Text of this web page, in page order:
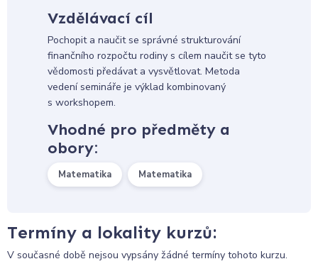
Vzdělávací cíl
Pochopit a naučit se správné strukturování
finančního rozpočtu rodiny s cílem naučit se tyto
vědomosti předávat a vysvětlovat. Metoda
vedení semináře je výklad kombinovaný
s workshopem.
Vhodné pro předměty a
obory:
Matematika Matematika
Termíny a lokality kurzů:
V současné době nejsou vypsány žádné termíny tohoto kurzu.